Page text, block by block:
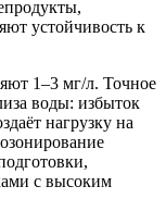
устойчивость к
1–3 мг/л. Точное
воды: избыток
нагрузку на
с высоким